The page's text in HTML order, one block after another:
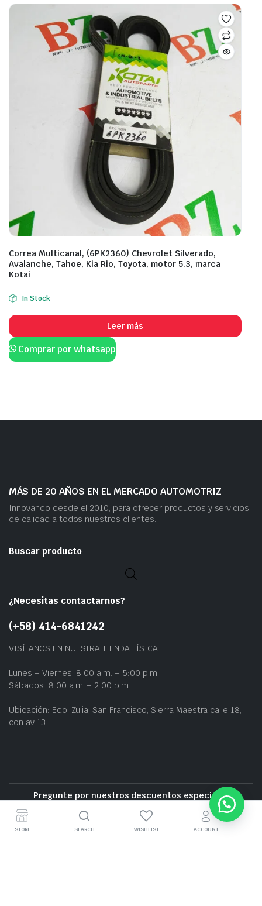
Correa Multicanal, (6PK2360) Chevrolet Silverado,
Avalanche, Tahoe, Kia Rio, Toyota, motor 5.3, marca
Kotai
In Stock
Leer más
Comprar por whatsapp
MÁS DE 20 AÑOS EN EL MERCADO AUTOMOTRIZ
Innovando desde el 2010, para ofrecer productos y servicios
de calidad a todos nuestros clientes.
Buscar producto
¿Necesitas contactarnos?
(+58) 414-6841242
VISÍTANOS EN NUESTRA TIENDA FÍSICA:
Lunes – Viernes: 8:00 a.m. – 5:00 p.m.
Sábados: 8:00 a.m. – 2:00 p.m.
Ubicación: Edo. Zulia, San Francisco, Sierra Maestra calle 18,
con av 13.
Pregunte por nuestros descuentos especiales
Entrega gratuita cerca de la zona
STORE SEARCH WISHLIST ACCOUNT